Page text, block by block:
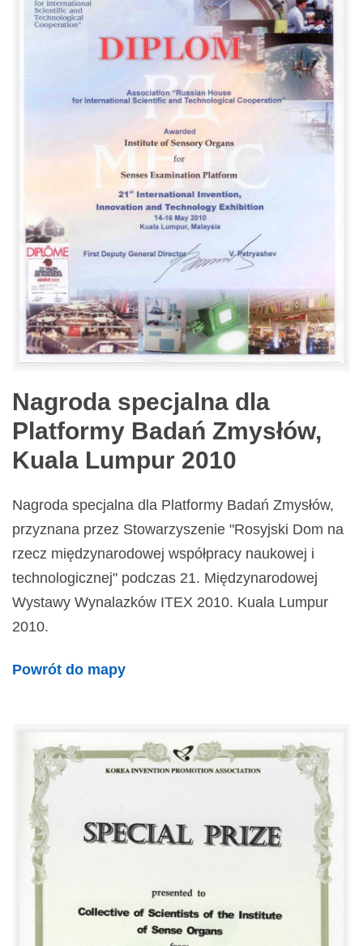
Nagroda specjalna dla
Platformy Badań Zmysłów,
Kuala Lumpur 2010
Nagroda specjalna dla Platformy Badań Zmysłów,
przyznana przez Stowarzyszenie "Rosyjski Dom na
rzecz międzynarodowej współpracy naukowej i
technologicznej" podczas 21. Międzynarodowej
Wystawy Wynalazków ITEX 2010. Kuala Lumpur
2010.
Powrót do mapy